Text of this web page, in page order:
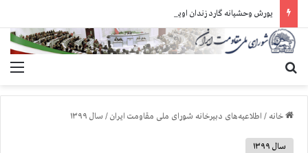
یورش وحشیانه گارد زندان اوین به سالن ۵ بند ۷ و ضرب و شتم زندانیان
خانه / اطلاعیه‌های دبیرخانه شورای ملی مقاومت ایران/ سال ۱۳۹۹
سال ۱۳۹۹